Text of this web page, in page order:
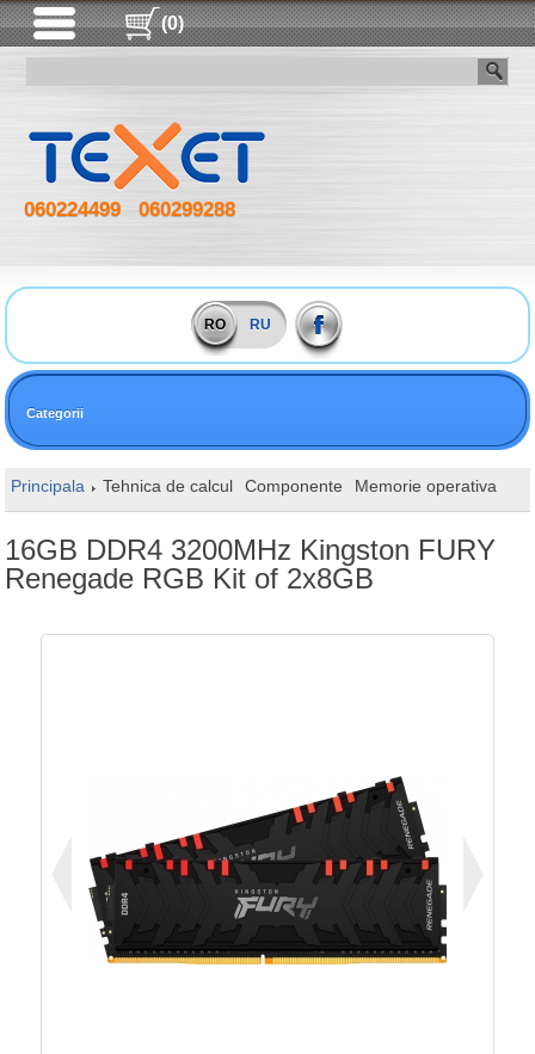
(0)
060224499 060299288
RO RU
Categorii
Principala Tehnica de calcul Componente Memorie operativa
16GB DDR4 3200MHz Kingston FURY
Renegade RGB Kit of 2x8GB